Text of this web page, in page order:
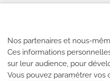
13320
Tél : 04 42
NOUS
Nos partenaires et nous-
Ces informations
sur leur audience, pour
Vous pouvez paramétrer vos